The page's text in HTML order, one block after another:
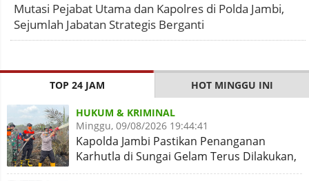
Mutasi Pejabat Utama dan Kapolres di Polda Jambi,
Sejumlah Jabatan Strategis Berganti
TOP 24 JAM HOT MINGGU INI
HUKUM & KRIMINAL
Minggu, 09/08/2026 19:44:41
Kapolda Jambi Pastikan Penanganan
Karhutla di Sungai Gelam Terus Dilakukan,
Sinergi Diperkuat